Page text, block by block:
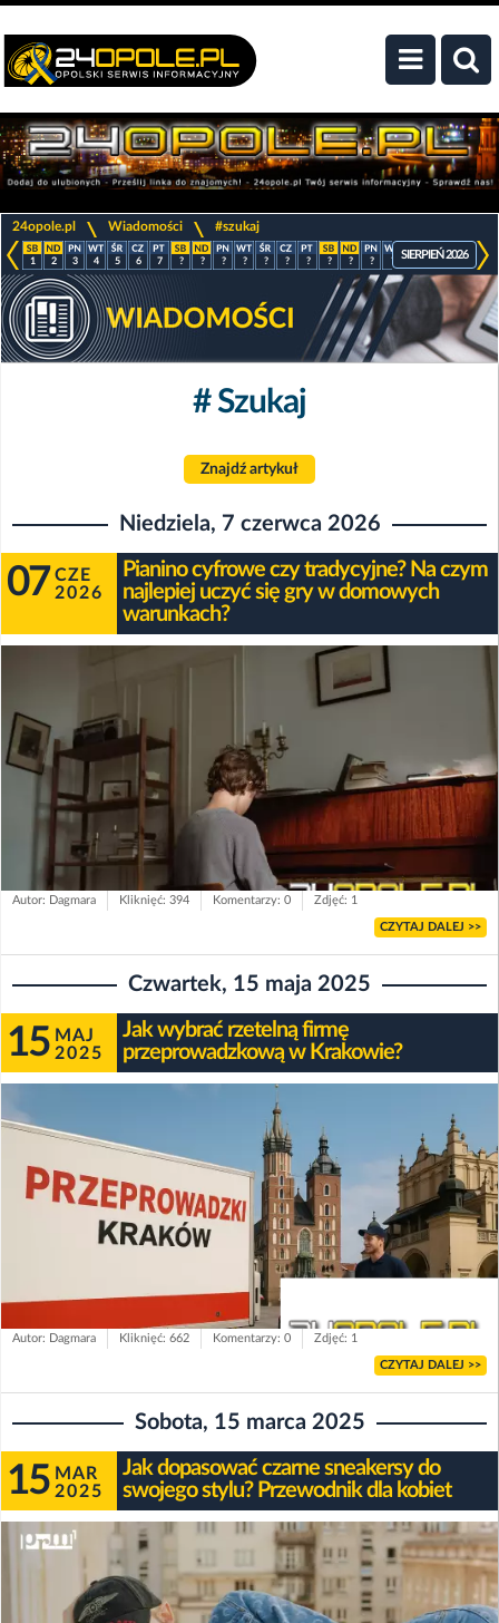
24opole.pl Wiadomości #szukaj
1 2 3 4 5 6 7 ? ? ? ? ? ? ? ? ? ? ? ? ? ?
SIERPIEŃ 2026
# Szukaj
Znajdź artykuł
Niedziela, 7 czerwca 2026
07 CZE
2026
Pianino cyfrowe czy tradycyjne? Na czym
najlepiej uczyć się gry w domowych
warunkach?
Autor: Dagmara Kliknięć: 394 Komentarzy: 0 Zdjęć: 1
CZYTAJ DALEJ >>
Czwartek, 15 maja 2025
15 MAJ
2025
Jak wybrać rzetelną firmę
przeprowadzkową w Krakowie?
Autor: Dagmara Kliknięć: 662 Komentarzy: 0 Zdjęć: 1
CZYTAJ DALEJ >>
Sobota, 15 marca 2025
15 MAR
2025
Jak dopasować czarne sneakersy do
swojego stylu? Przewodnik dla kobiet